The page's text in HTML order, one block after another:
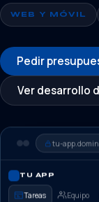
WEB Y MÓVIL
Pedir
Ver desarrollo
tu-
TU APP
Tareas Equipo